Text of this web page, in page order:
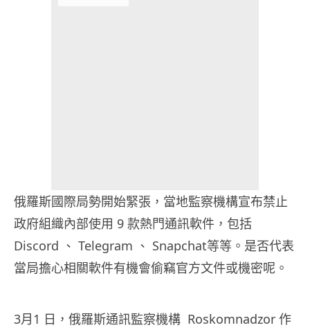
俄羅斯國際局勢開始緊張，當地監察機構宣布禁止
政府組織內部使用 9 款熱門通訊軟件，包括
Discord 、 Telegram 、 Snapchat等等。是否代表
當局擔心相關軟件有機會偷竊官方文件或機密呢。
3月1 日，俄羅斯通訊監察機構 Roskomnadzor 作